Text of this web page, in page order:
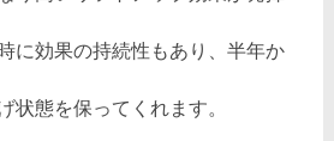
に効果の持続性もあり、半年か
状態を保ってくれます。